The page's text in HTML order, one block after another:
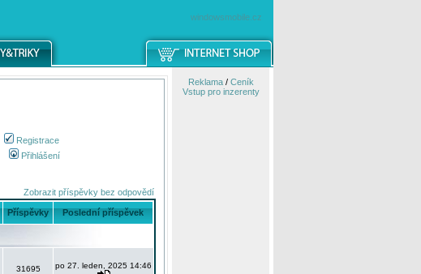
windowsmobile.cz
Registrace
Přihlášení
Zobrazit příspěvky bez odpovědí
Příspěvky Poslední příspěvek
31695 po 27. leden, 2025 14:46
Reklama/ Ceník
Vstup pro inzerenty